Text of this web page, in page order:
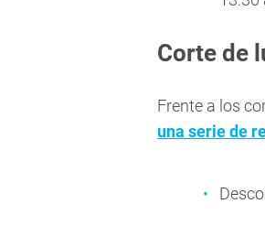
Corte de
Frente a los
una serie de